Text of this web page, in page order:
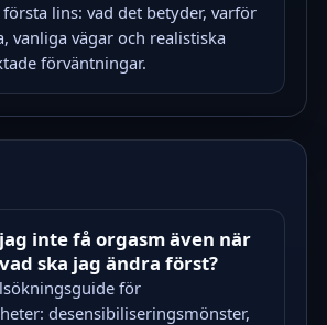
lins: vad det betyder, varför
vanliga vägar och realistiska
förväntningar.
inte få orgasm även när
ska jag ändra först?
för
desensibiliseringsmönster,